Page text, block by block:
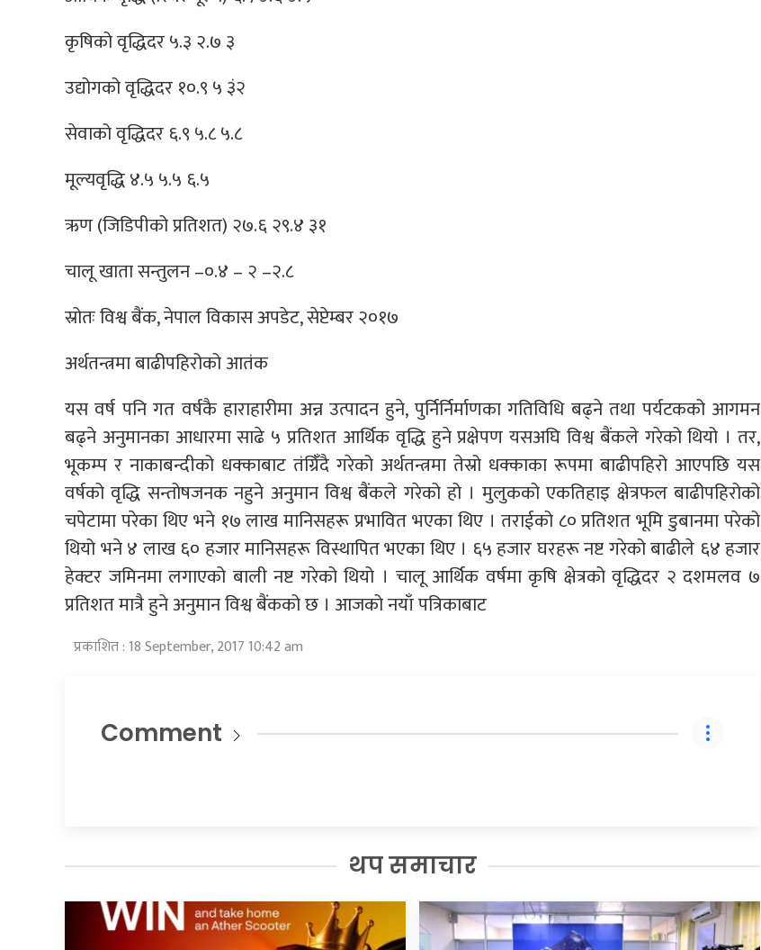
कृषिको वृद्धिदर ५.३ २.७ ३
उद्योगको वृद्धिदर १०.९ ५ ३ं२
सेवाको वृद्धिदर ६.९ ५.८ ५.८
मूल्यवृद्धि ४.५ ५.५ ६.५
ऋण (जिडिपीको प्रतिशत) २७.६ २९.४ ३१
चालू खाता सन्तुलन –०.४ – २ –२.८
स्रोतः विश्व बैंक, नेपाल विकास अपडेट, सेप्टेम्बर २०१७
अर्थतन्त्रमा बाढीपहिरोको आतंक
यस वर्ष पनि गत वर्षकै हाराहारीमा अन्न उत्पादन हुने, पुर्निर्निर्माणका गतिविधि बढ्ने तथा पर्यटकको आगमन
बढ्ने अनुमानका आधारमा साढे ५ प्रतिशत आर्थिक वृद्धि हुने प्रक्षेपण यसअघि विश्व बैंकले गरेको थियो । तर,
भूकम्प र नाकाबन्दीको धक्काबाट तंग्रिंँदै गरेको अर्थतन्त्रमा तेस्रो धक्काका रूपमा बाढीपहिरो आएपछि यस
वर्षको वृद्धि सन्तोषजनक नहुने अनुमान विश्व बैंकले गरेको हो । मुलुकको एकतिहाइ क्षेत्रफल बाढीपहिरोको
चपेटामा परेका थिए भने १७ लाख मानिसहरू प्रभावित भएका थिए । तराईको ८० प्रतिशत भूमि डुबानमा परेको
थियो भने ४ लाख ६० हजार मानिसहरू विस्थापित भएका थिए । ६५ हजार घरहरू नष्ट गरेको बाढीले ६४ हजार
हेक्टर जमिनमा लगाएको बाली नष्ट गरेको थियो । चालू आर्थिक वर्षमा कृषि क्षेत्रको वृद्धिदर २ दशमलव ७
प्रतिशत मात्रै हुने अनुमान विश्व बैंकको छ । आजको नयाँ पत्रिकाबाट
प्रकाशित : 18 September, 2017 10:42 am
Comment
थप समाचार